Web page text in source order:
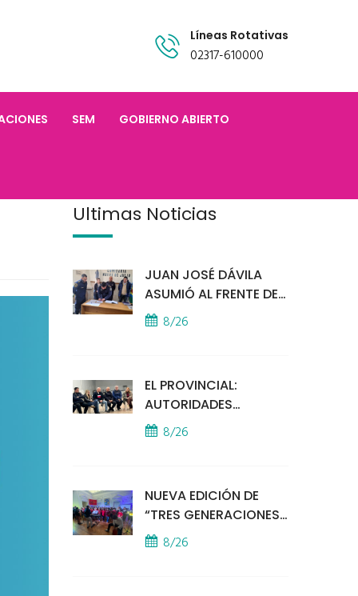
Líneas Rotativas
02317-610000
SEM GOBIERNO ABIERTO
Últimas Noticias
JUAN JOSÉ DÁVILA
ASUMIÓ AL FRENTE DE
LA POLICÍA COMUNAL
8/26
EL PROVINCIAL:
AUTORIDADES
MUNICIPALES
MANTUVIERON UN
SEGURIDAD
8/26
NUEVA EDICIÓN DE
“TRES GENERACIONES
CANTAN”
8/26